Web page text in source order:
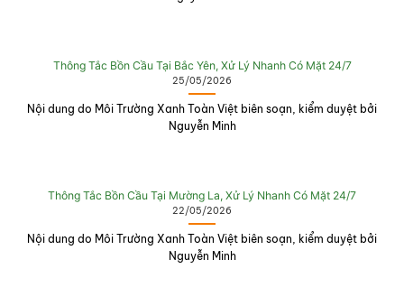
Thông Tắc Bồn Cầu Tại Bắc Yên, Xử Lý Nhanh Có Mặt 24/7
25/05/2026
Nội dung do Môi Trường Xanh Toàn Việt biên soạn, kiểm duyệt bởi
Nguyễn Minh
Thông Tắc Bồn Cầu Tại Mường La, Xử Lý Nhanh Có Mặt 24/7
22/05/2026
Nội dung do Môi Trường Xanh Toàn Việt biên soạn, kiểm duyệt bởi
Nguyễn Minh